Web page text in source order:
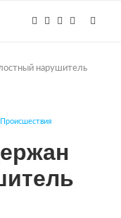
нарушитель
Происшествия